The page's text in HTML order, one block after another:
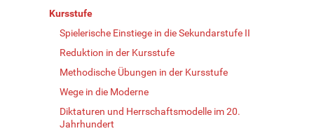
Kursstufe
Spielerische Einstiege in die Sekundarstufe II
Reduktion in der Kursstufe
Methodische Übungen in der Kursstufe
Wege in die Moderne
Diktaturen und Herrschaftsmodelle im 20.
Jahrhundert